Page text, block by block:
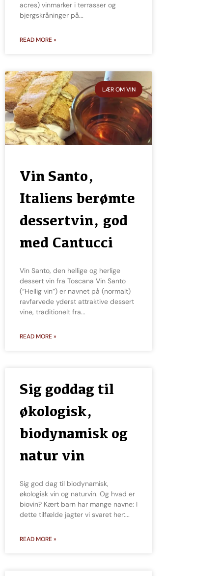
acres) vinmarker i terrasser og
bjergskråninger på
READ MORE »
LÆR OM VIN
Vin Santo,
Italiens berømte
dessertvin, god
med Cantucci
Vin Santo, den hellige og herlige
dessert vin fra Toscana Vin Santo
(“Hellig vin”) er navnet på (normalt)
ravfarvede yderst attraktive dessert
vine, traditionelt fra
READ MORE »
Sig goddag til
økologisk,
biodynamisk og
natur vin
Sig god dag til biodynamisk,
økologisk vin og naturvin. Og hvad er
biovin? Kært barn har mange navne: I
dette tilfælde jagter vi svaret her:
READ MORE »